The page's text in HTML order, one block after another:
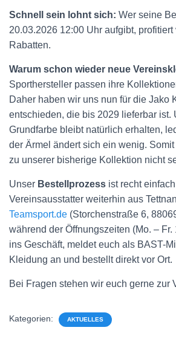
Schnell sein lohnt sich: Wer seine
20.03.2026 12:00 Uhr aufgibt,
Rabatten.
Warum schon wieder neue
Sporthersteller passen ihre
Daher haben wir uns nun für die Jako
entschieden, die bis 2029 lieferbar ist.
Grundfarbe bleibt natürlich erhalten,
der Ärmel ändert sich ein wenig.
zu unserer bisherige Kollektion nicht
Unser Bestellprozess ist recht
Vereinsausstatter weiterhin aus
Teamsport.de (Storchenstraße 6,
während der Öffnungszeiten (Mo. –
ins Geschäft, meldet euch als BAST-
Kleidung an und bestellt direkt vor Ort.
Bei Fragen stehen wir euch gerne zur
Kategorien: AKTUELLES